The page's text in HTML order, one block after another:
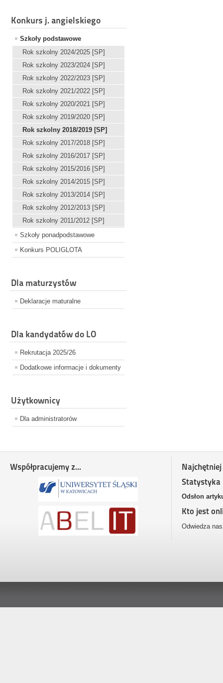
Konkurs j. angielskiego
Szkoły podstawowe
Rok szkolny 2024/2025 [SP]
Rok szkolny 2023/2024 [SP]
Rok szkolny 2022/2023 [SP]
Rok szkolny 2021/2022 [SP]
Rok szkolny 2020/2021 [SP]
Rok szkolny 2019/2020 [SP]
Rok szkolny 2018/2019 [SP]
Rok szkolny 2017/2018 [SP]
Rok szkolny 2016/2017 [SP]
Rok szkolny 2015/2016 [SP]
Rok szkolny 2014/2015 [SP]
Rok szkolny 2013/2014 [SP]
Rok szkolny 2012/2013 [SP]
Rok szkolny 2011/2012 [SP]
Szkoły ponadpodstawowe
Konkurs POLIGLOTA
Dla maturzystów
Deklaracje maturalne
Dla kandydatów do LO
Rekrutacja 2025/26
Dodatkowe informacje i dokumenty
Użytkownicy
Dla administratorów
Współpracujemy z...
Statystyka
Odsłon
Kto jest
Odwiedza